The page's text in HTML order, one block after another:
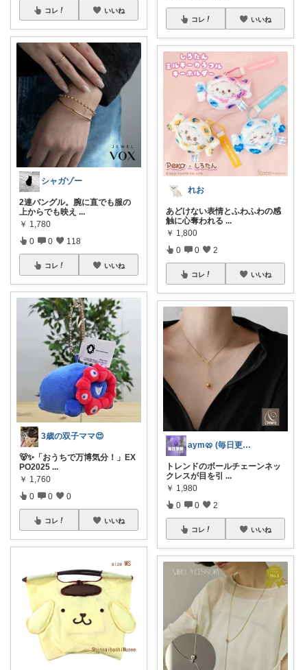
コレ いいね
シャガゾー
2連バングル。腕に直でも服の
上からでも映え ...
￥ 1,780
0 0 118
コレ いいね
3歳の双子ママ😍
🐻✨「おうちで万博気分！」EX
PO2025 ...
￥ 1,760
0 0 0
コレ いいね
コレ いいね
れお
あどけない表情とふわふわの感
触に心奪われる ...
￥ 1,800
0 0 2
コレ いいね
aym🥨 (毎日更新してます🙌)
トレンドのボールチェーンネッ
クレスが目を引 ...
￥ 1,980
0 0 2
コレ いいね